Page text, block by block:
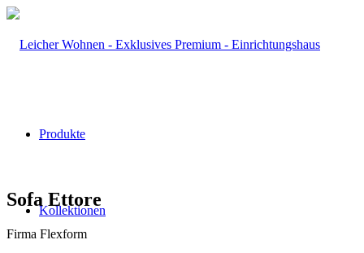
Produkte
Kollektionen
Sofa Ettore
Firma Flexform